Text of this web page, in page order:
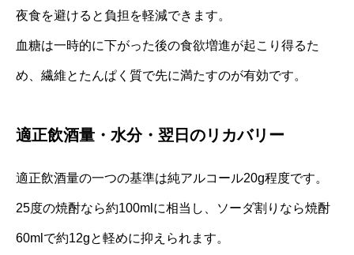
夜食を避けると負担を軽減できます。
血糖は一時的に下がった後の食欲増進が起こり得るた
め、繊維とたんぱく質で先に満たすのが有効です。
適正飲酒量・水分・翌日のリカバリー
適正飲酒量の一つの基準は純アルコール20g程度です。
25度の焼酎なら約100mlに相当し、ソーダ割りなら焼酎
60mlで約12gと軽めに抑えられます。